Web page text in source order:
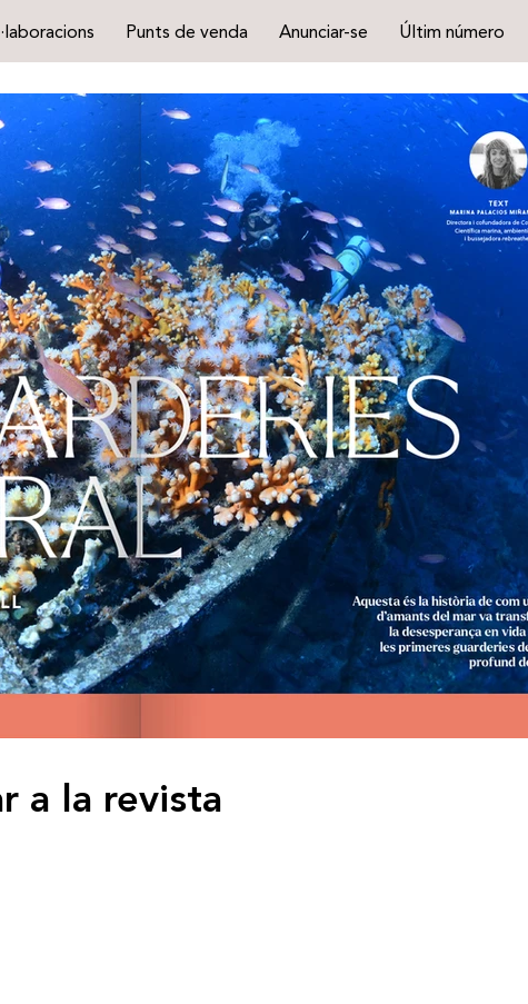
Punts de venda Anunciar-se Últim número
a la revista